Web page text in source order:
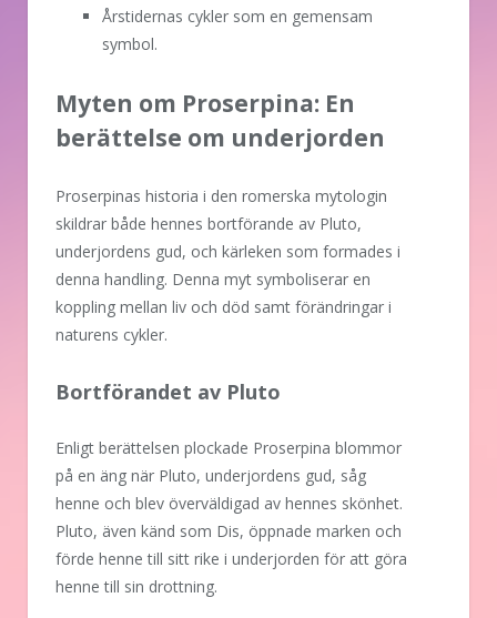
Årstidernas cykler som en gemensam
symbol.
Myten om Proserpina: En
berättelse om underjorden
Proserpinas historia i den romerska mytologin
skildrar både hennes bortförande av Pluto,
underjordens gud, och kärleken som formades i
denna handling. Denna myt symboliserar en
koppling mellan liv och död samt förändringar i
naturens cykler.
Bortförandet av Pluto
Enligt berättelsen plockade Proserpina blommor
på en äng när Pluto, underjordens gud, såg
henne och blev överväldigad av hennes skönhet.
Pluto, även känd som Dis, öppnade marken och
förde henne till sitt rike i underjorden för att göra
henne till sin drottning.